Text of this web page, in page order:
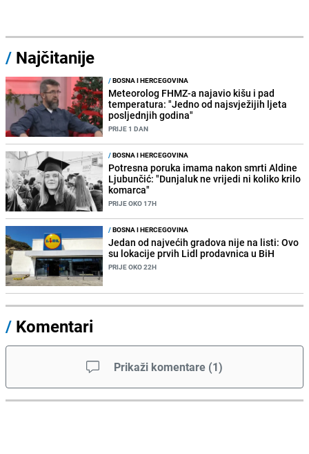
/ Najčitanije
/BOSNA I HERCEGOVINA
Meteorolog FHMZ-a najavio kišu i pad
temperatura: "Jedno od najsvježijih ljeta
posljednjih godina"
PRIJE 1 DAN
/BOSNA I HERCEGOVINA
Potresna poruka imama nakon smrti Aldine
Ljubunčić: "Dunjaluk ne vrijedi ni koliko krilo
komarca"
PRIJE OKO 17H
/BOSNA I HERCEGOVINA
Jedan od najvećih gradova nije na listi: Ovo
su lokacije prvih Lidl prodavnica u BiH
PRIJE OKO 22H
/ Komentari
Prikaži komentare (1)